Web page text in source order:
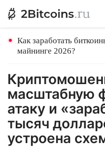
Как заработать
майнинге 2026?
масштабную
атаку и
тысяч
устроена